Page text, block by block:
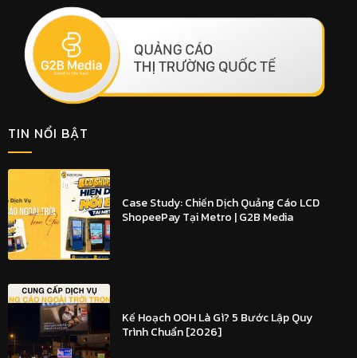
TIN NỔI BẬT
Case Study: Chiến Dịch Quảng Cáo LCD
ShopeePay Tại Metro | G2B Media
Kế Hoạch OOH Là Gì? 5 Bước Lập Quy
Trình Chuẩn [2026]